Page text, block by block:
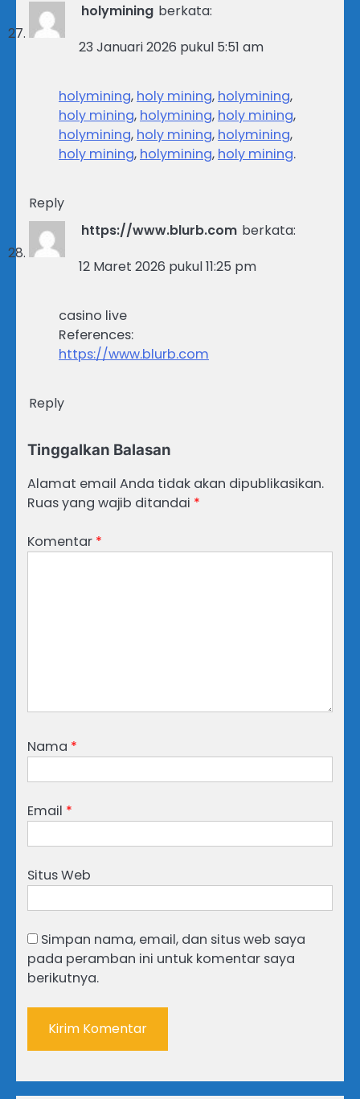
holymining berkata:
23 Januari 2026 pukul 5:51 am
holymining, holy mining, holymining,
holy mining, holymining, holy mining,
holymining, holy mining, holymining,
holy mining, holymining, holy mining.
Reply
https://www.blurb.com berkata:
12 Maret 2026 pukul 11:25 pm
casino live
References:
https://www.blurb.com
Reply
Tinggalkan Balasan
Alamat email Anda tidak akan dipublikasikan.
Ruas yang wajib ditandai *
Komentar *
Nama *
Email *
Situs Web
Simpan nama, email, dan situs web saya
pada peramban ini untuk komentar saya
berikutnya.